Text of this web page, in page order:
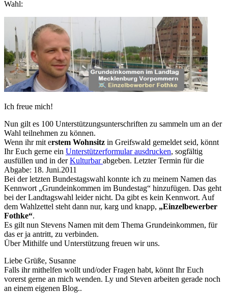
Wahl:
Ich freue mich!
Nun gilt es 100 Unterstützungsunterschriften zu sammeln um an der
Wahl teilnehmen zu können.
Wenn ihr mit erstem Wohnsitz in Greifswald gemeldet seid, könnt
Ihr Euch gerne ein Unterstützerformular ausdrucken, sogfältig
ausfüllen und in derKulturbarabgeben. Letzter Termin für die
Abgabe: 18. Juni.2011
Bei der letzten Bundestagswahl konnte ich zu meinem Namen das
Kennwort „Grundeinkommen im Bundestag“ hinzufügen. Das geht
bei der Landtagswahl leider nicht. Da gibt es kein Kennwort. Auf
dem Wahlzettel steht dann nur, karg und knapp, „Einzelbewerber
Fothke“.
Es gilt nun Stevens Namen mit dem Thema Grundeinkommen, für
das er ja antritt, zu verbinden.
Über Mithilfe und Unterstützung freuen wir uns.
Liebe Grüße, Susanne
Falls ihr mithelfen wollt und/oder Fragen habt, könnt Ihr Euch
vorerst gerne an mich wenden. Ly und Steven arbeiten gerade noch
an einem eigenen Blog..